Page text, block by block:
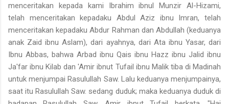
menceritakan kepada kami Ibrahim ibnul Munzir Al-Hizami,
telah menceritakan kepadaku Abdul Aziz ibnu Imran, telah
menceritakan kepadaku Abdur Rahman dan Abdullah (keduanya
anak Zaid ibnu Aslam), dari ayahnya, dari Ata ibnu Yasar, dari
Ibnu Abbas, bahwa Arbad ibnu Qais ibnu Hazz ibnu Jalid ibnu
Ja'far ibnu Kilab dan 'Amir ibnut Tufail ibnu Malik tiba di Madinah
untuk menjumpai Rasulullah Saw. Lalu keduanya menjumpainya,
saat itu Rasulullah Saw. sedang duduk; maka keduanya duduk di